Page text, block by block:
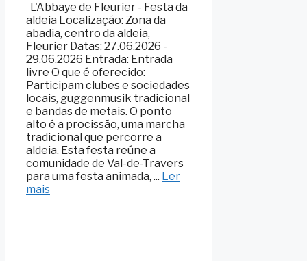
L'Abbaye de Fleurier - Festa da
aldeia Localização: Zona da
abadia, centro da aldeia,
Fleurier Datas: 27.06.2026 -
29.06.2026 Entrada: Entrada
livre O que é oferecido:
Participam clubes e sociedades
locais, guggenmusik tradicional
e bandas de metais. O ponto
alto é a procissão, uma marcha
tradicional que percorre a
aldeia. Esta festa reúne a
comunidade de Val-de-Travers
para uma festa animada, ... Ler
mais